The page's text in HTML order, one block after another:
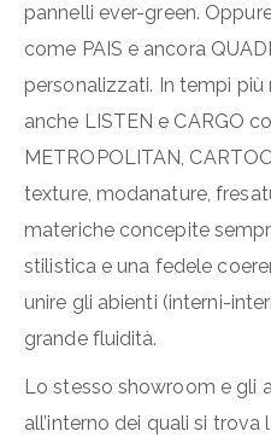
pannelli ever-green.
come PAIS e ancora
personalizzati. In tempi
anche LISTEN e CARGO
METROPOLITAN,
texture, modanature,
materiche concepite
stilistica e una fedele
unire gli abienti (interni-
grande fluidità.
Lo stesso showroom e gli
all’interno dei quali si